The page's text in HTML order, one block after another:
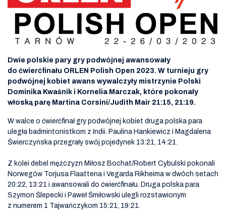
Dwie polskie pary gry podwójnej awansowały
do ćwierćfinału ORLEN Polish Open 2023. W turnieju gry
podwójnej kobiet awans wywalczyły mistrzynie Polski
Dominika Kwaśnik i Kornelia Marczak, które pokonały
włoską parę Martina Corsini/Judith Mair 21:15, 21:19.
W walce o ćwierćfinał gry podwójnej kobiet druga polska para
uległa badmintonistkom z Indii. Paulina Hankiewicz i Magdalena
Świerczyńska przegrały swój pojedynek 13:21, 14:21.
Z kolei debel mężczyzn Miłosz Bochat/Robert Cybulski pokonali
Norwegów Torjusa Flaattena i Vegarda Rikheima w dwóch setach
20:22, 13:21 i awansowali do ćwierćfinału. Druga polska para
Szymon Ślepecki i Paweł Śmiłowski ulegli rozstawionym
z numerem 1 Tajwańczykom 15:21, 19:21.